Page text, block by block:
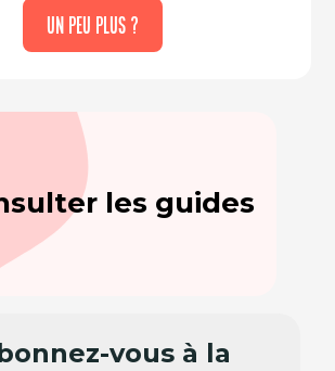
UN PEU PLUS ?
les guides
vous à la